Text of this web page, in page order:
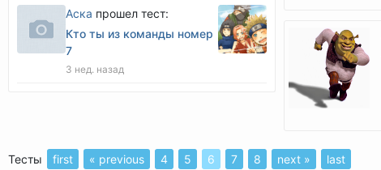
Аска прошел тест:
Кто ты из команды номер
7
3 нед. назад
Тесты first « previous 4 5 6 7 8 next » last